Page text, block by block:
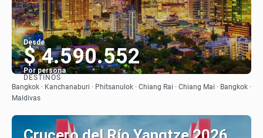
Desde
$ 4.590.552
Por persona
Ver
DESTINOS
Bangkok · Kanchanaburi · Phitsanulok · Chiang Rai · Chiang Mai · Bangkok ·
Maldivas